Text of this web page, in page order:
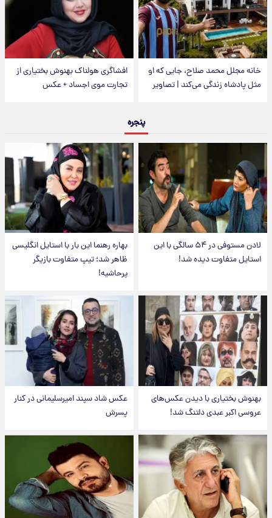
خانه مجلل محمد صلاح، جایی که او
مثل پادشاه زندگی می‌کند | تصاویر
افشاگری هولناک بهنوش بختیاری از
تجارت موی اجساد + عکس
پنجره
لادن مستوفی در ۵۴ سالگی با این
استایل متفاوت دیده شد!
بهاره رهنما این بار با استایل انگلیسی
ظاهر شد؛ تیپ متفاوت بازیگر
پرحاشیه!
بهنوش بختیاری با دیدن عکس‌های
عروسی اکبر عبدی دلتنگ شد!
عکس شاد سپند امیرسلیمانی در کنار
پسرش